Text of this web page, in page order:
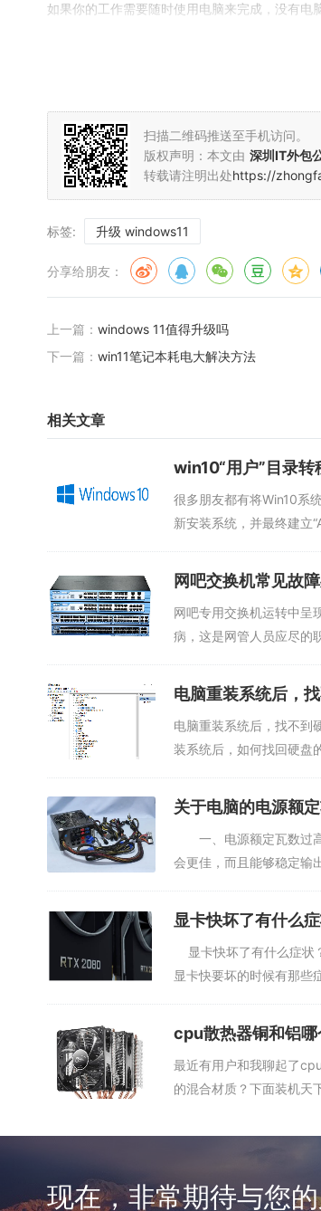
如果你的工作需要随时使用电脑来完成，没有
于Windows11系统的不稳定性，可能会出现一
有些网友虽说是电脑小白，但是他们不只一台电
以用自己的电脑安装最新版的Windows11系统，
2、尝鲜一族
有网友就是喜欢测试新的系统，喜欢一些新的应
统
喜欢与其它人分享一些软件的试用技巧或是系
扫描二维码推送至手机访问。
版权声明：本文由 深圳IT外包
转载请注明出处https://
标签: 升级 windows11
分享给朋友：
上一篇： windows 11值得升级吗
下一篇： win11笔记本耗电大解决方法
相关文章
win10“用户”目录
很多朋友都有将Win10系
新安装系统，并最终建立
网吧交换机常见故
网吧专用交换机运转中呈
病，这是网管人员应尽的
电脑重装系统后，
电脑重装系统后，找不
装系统后，如何找回硬盘
关于电脑的电源额
一、电源额定瓦数过
会更佳，而且能够稳定输
显卡快坏了有什么
显卡快坏了有什么症状
显卡快要坏的时候有那些
cpu散热器铜和铝哪
最近有用户和我聊起了
的混合材质？下面装机天
现在，非常期待与您